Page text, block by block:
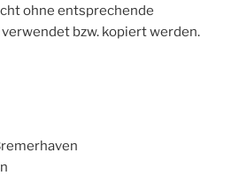
ohne entsprechende
bzw. kopiert werden.